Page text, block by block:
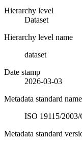
Hierarchy level
Dataset
Hierarchy level name
dataset
Date stamp
2026-03-03
Metadata standard name
ISO 19115/
Metadata standard